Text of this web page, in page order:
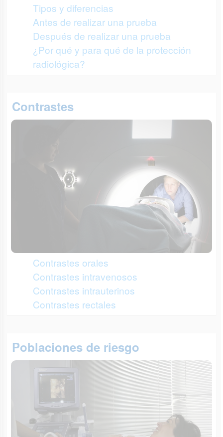
Tipos y diferencias
Antes de realizar una prueba
Después de realizar una prueba
¿Por qué y para qué de la protección
radiológica?
Contrastes
Contrastes orales
Contrastes intravenosos
Contrastes intrauterinos
Contrastes rectales
Poblaciones de riesgo